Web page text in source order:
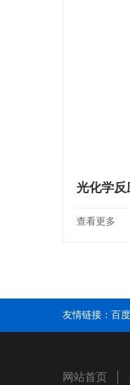
光化学
查看更多
友情链接： 百度
网站首页